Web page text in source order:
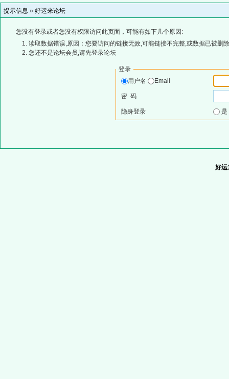
提示信息 » 好运来论坛
您没有登录或者您没有权限访问此页面，可能有如下几个原因:
读取数据错误,原因：您要访问的链接无效,可能链接不完整,或数据已被删
您还不是论坛会员,请先登录论坛
登录
用户名
Email
密 码
隐身登录
好